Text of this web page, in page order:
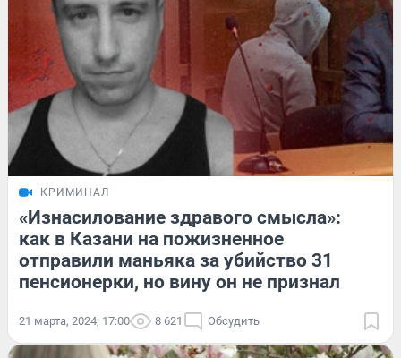
КРИМИНАЛ
«Изнасилование здравого смысла»:
как в Казани на пожизненное
отправили маньяка за убийство 31
пенсионерки, но вину он не признал
21 марта, 2024, 17:00 8 621 Обсудить